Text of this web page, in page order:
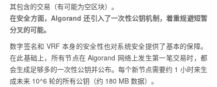
其包含的交易（有可能为空区块）。
在安全方面，Algorand 还引入了一次性公钥机制，着重规避短暂
分叉的可能。
数字签名和 VRF 本身的安全性也对系统安全提供了基本的保障。
在此基础上，所有节点在 Algorand 网络上发生第一笔交易时，都
会生成足够多的一次性公钥并公布。每个新节点需要约 1 小时来生
成未来 10^6 轮的所有公钥（约 180 MB 数据）。